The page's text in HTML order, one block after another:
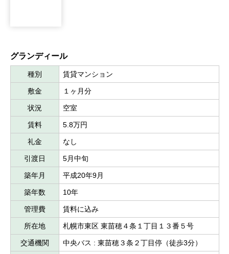
グランディール
種別 賃貸マンション
敷金 １ヶ月分
状況 空室
賃料 5.8万円
礼金 なし
引渡日 5月中旬
築年月 平成20年9月
築年数 10年
管理費 賃料に込み
所在地 札幌市東区 東苗穂４条１丁目１３番５号
交通機関 中央バス : 東苗穂３条２丁目停（徒歩3分）